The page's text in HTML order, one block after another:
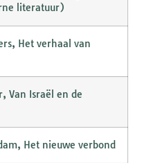
literatuur)
Het verhaal van
Van Israël en de
Het nieuwe verbond